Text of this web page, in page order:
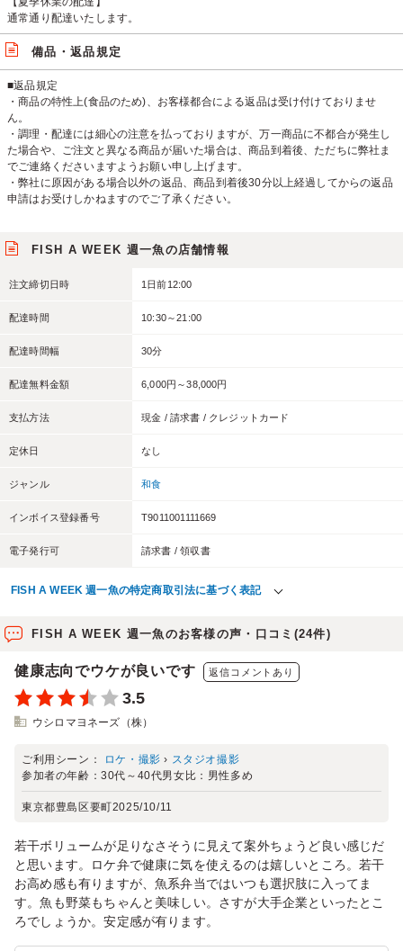
通常通り配達いたします。
備品・返品規定
■返品規定
・商品の特性上(食品のため)、お客様都合による返品は受け付けておりませ
ん。
・調理・配達には細心の注意を払っておりますが、万一商品に不都合が発生し
た場合や、ご注文と異なる商品が届いた場合は、商品到着後、ただちに弊社ま
でご連絡くださいますようお願い申し上げます。
・弊社に原因がある場合以外の返品、商品到着後30分以上経過してからの返品
申請はお受けしかねますのでご了承ください。
FISH A WEEK 週一魚の店舗情報
注文締切日時 1日前12:00
配達時間 10:30～21:00
配達時間幅 30分
配達無料金額 6,000円～38,000円
支払方法 現金 / 請求書 / クレジットカード
定休日 なし
ジャンル 和食
インボイス登録番号 T9011001111669
電子発行可 請求書 / 領収書
FISH A WEEK 週一魚の特定商取引法に基づく表記
FISH A WEEK 週一魚のお客様の声・口コミ(24件)
健康志向でウケが良いです 返信コメントあり
3.5
ウシロマヨネーズ（株）
ご利用シーン： ロケ・撮影 › スタジオ撮影
参加者の年齢：30代～40代男女比： 男性多め
東京都豊島区要町2025/10/11
若干ボリュームが足りなさそうに見えて案外ちょうど良い感じだ
と思います。ロケ弁で健康に気を使えるのは嬉しいところ。若干
お高め感も有りますが、魚系弁当ではいつも選択肢に入ってま
す。魚も野菜もちゃんと美味しい。さすが大手企業といったとこ
ろでしょうか。安定感が有ります。